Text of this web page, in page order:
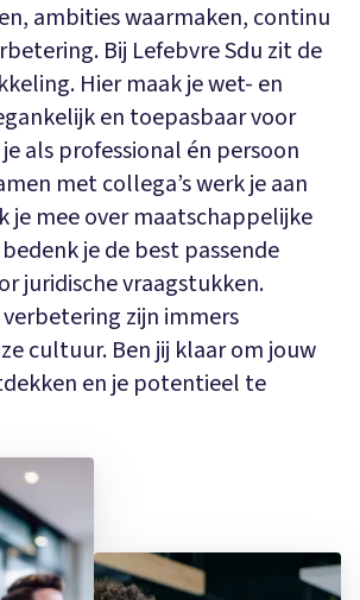
ambities waarmaken, continu
Bij Lefebvre Sdu zit de
Hier maak je wet- en
en toepasbaar voor
als professional én persoon
met collega’s werk je aan
je mee over maatschappelijke
je de best passende
juridische vraagstukken.
zijn immers
cultuur. Ben jij klaar om jouw
en je potentieel te